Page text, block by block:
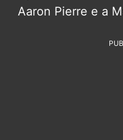
Aaron Pierre e a